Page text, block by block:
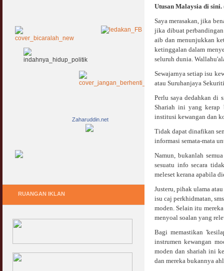
Utusan Malaysia di
Saya merasakan, jika
jika dibuat
aib dan menunjukkan
ketinggalan dalam
seluruh dunia.
Sewajarnya setiap isu
atau Suruhanjaya
Perlu saya dedahkan di
Shariah ini yang kerap
institusi kewangan dan
Tidak dapat dinafikan
informasi semata-mata
Namun, bukanlah
sesuatu info secara
meleset kerana apabila
Justeru, pihak ulama
isu caj perkhidmatan,
moden. Selain itu
menyoal soalan yang
Bagi memastikan
instrumen kewangan
moden dan shariah ini
dan mereka bukannya
Zaharuddin.net
RUANGAN IKLAN